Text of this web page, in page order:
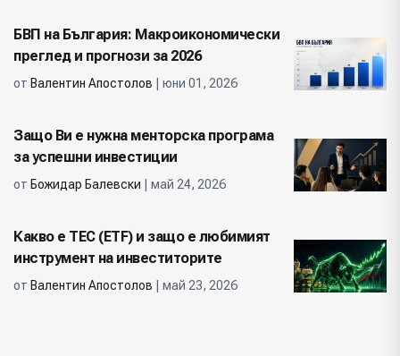
БВП на България: Макроикономически
преглед и прогнози за 2026
от Валентин Апостолов | юни 01, 2026
Защо Ви е нужна менторска програма
за успешни инвестиции
от Божидар Балевски | май 24, 2026
Какво е ТЕС (ETF) и защо е любимият
инструмент на инвеститорите
от Валентин Апостолов | май 23, 2026